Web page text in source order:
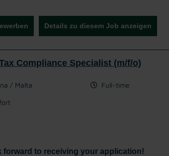
Details zu diesem Job anzeigen
Compliance Specialist (m/f/o)
/ Malta Full-time
forward to receiving your application!